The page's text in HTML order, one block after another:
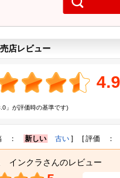
店レビュー
4.9
」が評価時の基準です)
： 新しい 古い ] [ 評価 ：
インクラさんのレビュー